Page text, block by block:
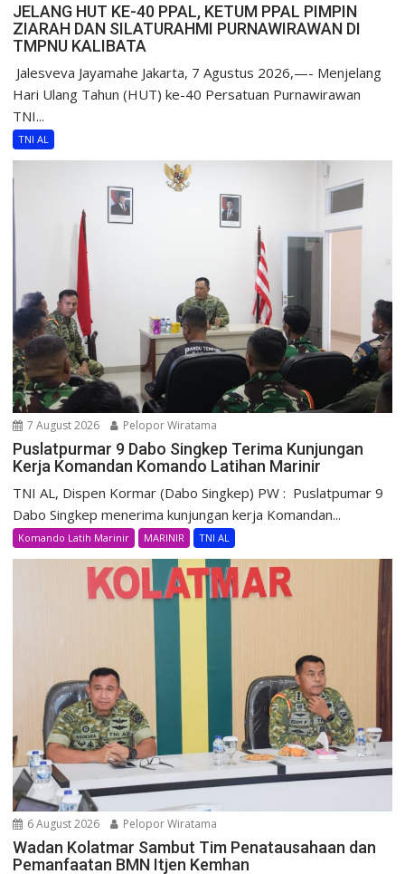
JELANG HUT KE-40 PPAL, KETUM PPAL PIMPIN
ZIARAH DAN SILATURAHMI PURNAWIRAWAN DI
TMPNU KALIBATA
​ Jalesveva Jayamahe Jakarta, 7 Agustus 2026,—- Menjelang
Hari Ulang Tahun (HUT) ke-40 Persatuan Purnawirawan
TNI...
TNI AL
7 August 2026 Pelopor Wiratama
Puslatpurmar 9 Dabo Singkep Terima Kunjungan
Kerja Komandan Komando Latihan Marinir
TNI AL, Dispen Kormar (Dabo Singkep) PW : Puslatpumar 9
Dabo Singkep menerima kunjungan kerja Komandan...
Komando Latih Marinir MARINIR TNI AL
6 August 2026 Pelopor Wiratama
Wadan Kolatmar Sambut Tim Penatausahaan dan
Pemanfaatan BMN Itjen Kemhan